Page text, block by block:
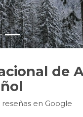
de
reseñas en Google